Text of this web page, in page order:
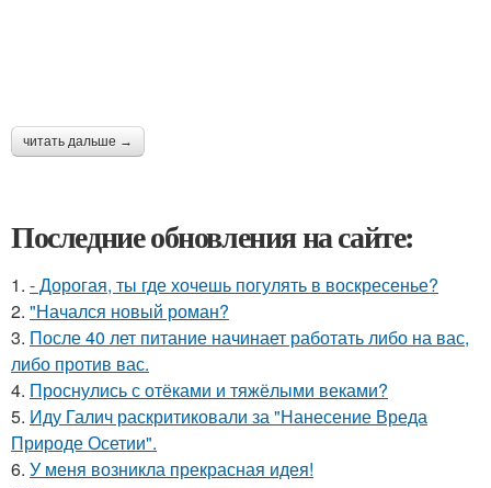
читать дальше →
Последние обновления на сайте:
1. - Дорогая, ты где хочешь погулять в воскресенье?
2. "Начался новый роман?
3. После 40 лет питание начинает работать либо на вас,
либо против вас.
4. Проснулись с отёками и тяжёлыми веками?
5. Иду Галич раскритиковали за "Нанесение Вреда
Природе Осетии".
6. У меня возникла прекрасная идея!